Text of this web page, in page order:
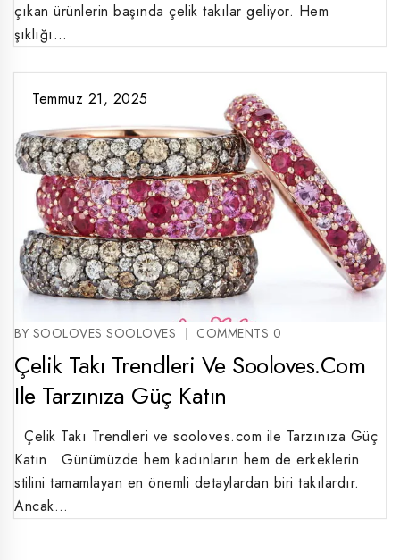
çıkan ürünlerin başında çelik takılar geliyor. Hem
şıklığı…
BY SOOLOVES SOOLOVES
Temmuz 21, 2025
COMMENTS 0
Çelik Takı Trendleri Ve Sooloves.com
Ile Tarzınıza Güç Katın
Çelik Takı Trendleri ve sooloves.com ile Tarzınıza Güç
Katın Günümüzde hem kadınların hem de erkeklerin
stilini tamamlayan en önemli detaylardan biri takılardır.
Ancak…